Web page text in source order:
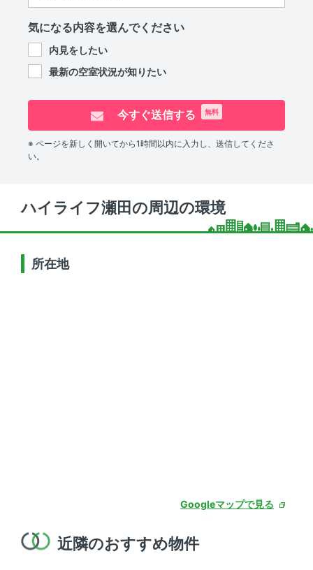
気になる内容を選んでください
内見をしたい
最新の空室状況が知りたい
今すぐ送信する 無料
※ ページを新しく開いてから1時間以内に入力し、送信してくださ
い。
ハイライフ瀬田の周辺の環境
所在地
Googleマップで見る
近隣のおすすめ物件